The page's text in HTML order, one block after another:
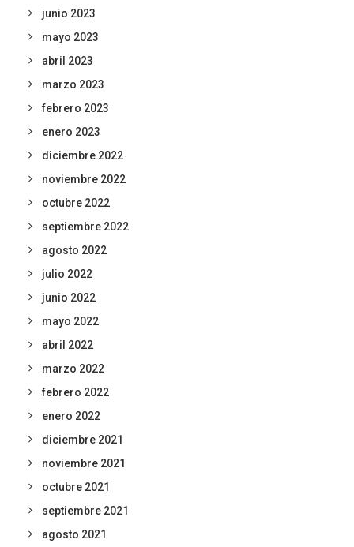
junio 2023
mayo 2023
abril 2023
marzo 2023
febrero 2023
enero 2023
diciembre 2022
noviembre 2022
octubre 2022
septiembre 2022
agosto 2022
julio 2022
junio 2022
mayo 2022
abril 2022
marzo 2022
febrero 2022
enero 2022
diciembre 2021
noviembre 2021
octubre 2021
septiembre 2021
agosto 2021